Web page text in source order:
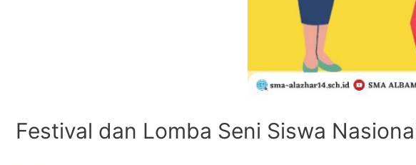
Festival dan Lomba Seni Siswa